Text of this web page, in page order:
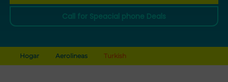
Call for Speacial phone Deals
Hogar Aerolineas Turkish